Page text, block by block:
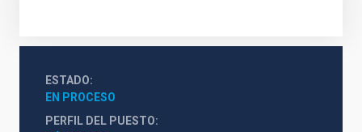
ESTADO
EN PROCESO
PERFIL DEL PUESTO